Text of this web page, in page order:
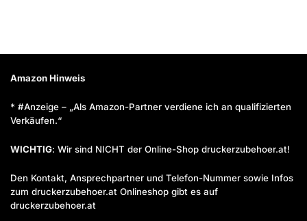
Amazon Hinweis
* #Anzeige – „Als Amazon-Partner verdiene ich an qualifizierten
Verkäufen.“
WICHTIG: Wir sind NICHT der Online-Shop druckerzubehoer.at!
Den Kontakt, Ansprechpartner und Telefon-Nummer sowie Infos
zum druckerzubehoer.at Onlineshop gibt es auf
druckerzubehoer.at